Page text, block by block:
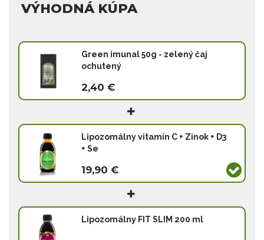
VÝHODNÁ KÚPA
Green imunal 50g - zelený čaj
ochutený
2,40 €
Lipozomálny vitamín C + Zinok + D3
+ Se
19,90 €
Lipozomálny FIT SLIM 200 ml